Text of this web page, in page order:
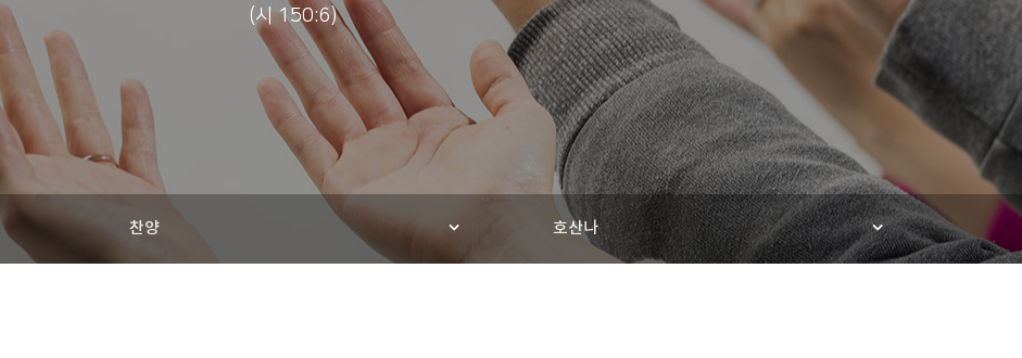
(시 150:6)
찬양 호산나